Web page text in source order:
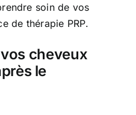
soin de vos
de thérapie PRP.
cheveux
le